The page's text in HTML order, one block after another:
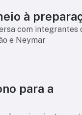
à
com integrantes
e Neymar
para a